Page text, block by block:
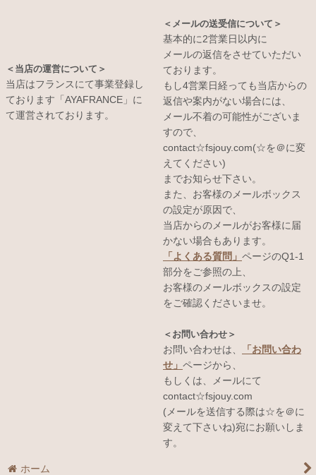
＜当店の運営について＞
当店はフランスにて事業登録し
ております「AYAFRANCE」に
て運営されております。
＜メールの送受信について＞
基本的に2営業日以内に
メールの返信をさせていただい
ております。
もし4営業日経っても当店からの
返信や案内がない場合には、
メール不着の可能性がございま
すので、
contact☆fsjouy.com(☆を＠に変
えてください)
までお知らせ下さい。
また、お客様のメールボックス
の設定が原因で、
当店からのメールがお客様に届
かない場合もあります。
「よくある質問」 ページのQ1-1
部分をご参照の上、
お客様のメールボックスの設定
をご確認くださいませ。
＜お問い合わせ＞
お問い合わせは、
「お問い合わ
せ」 ページから、
もしくは、メールにて
contact☆fsjouy.com
(メールを送信する際は☆を＠に
変えて下さいね)宛にお願いしま
す。
ホーム